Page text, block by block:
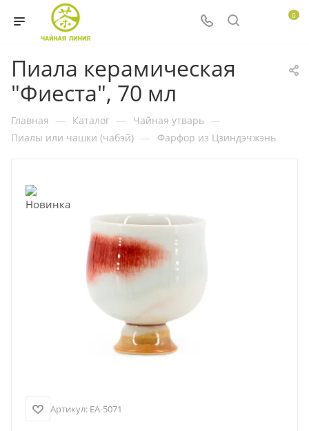
0
Пиала керамическая
"Фиеста", 70 мл
Главная — Каталог — Чайная утварь —
Пиалы или чашки (чабэй) — Фарфор из Цзиндэчжэнь
Артикул: EA-5071